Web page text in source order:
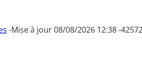
-Mise à jour 08/08/2026 12:38 -